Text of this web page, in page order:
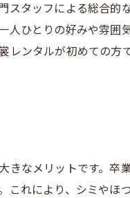
タッフによる総合的
ひとりの好みや雰
ンタルが初めての
なメリットです。
れにより、シミや